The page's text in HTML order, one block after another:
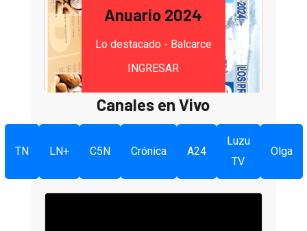
Anuario 2024
Lo destacado - Balcarce
INGRESAR
Canales en Vivo
TN LN+ C5N Crónica A24
Luzu
TV
Olga